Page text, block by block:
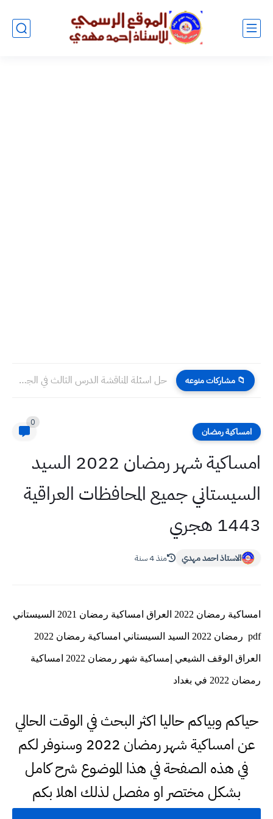
📁 مشاركات منوعه حل اسئلة المناقشة الدرس الثالث في الجهاد وكرامة المجاهد اسلامية...
امساكية رمضان
0
امساكية شهر رمضان 2022 السيد
السيستاني جميع المحافظات العراقية
1443 هجري
الاستاذ احمد مهدي منذ 4 سنة
امساكية رمضان 2022 العراق امساكية رمضان 2021 السيستاني
pdf رمضان 2022 السيد السيستاني امساكية رمضان 2022
العراق الوقف الشيعي إمساكية شهر رمضان 2022 امساكية
رمضان 2022 في بغداد
حياكم وبياكم حاليا اكثر البحث في الوقت الحالي
عن امساكية شهر رمضان 2022 وسنوفر لكم
في هذه الصفحة في هذا الموضوع شرح كامل
بشكل مختصر او مفصل لذلك اهلا بكم